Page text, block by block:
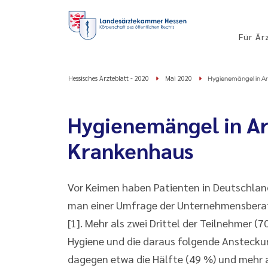
Für
Hessisches Ärzteblatt - 2020 Mai 2020 Hygienemängel in
Hygienemängel in
Krankenhaus
Vor Keimen haben Patienten in
man einer Umfrage der
[1]. Mehr als zwei Drittel der Teilnehmer
Hygiene und die daraus folgende
dagegen etwa die Hälfte (49 %) und